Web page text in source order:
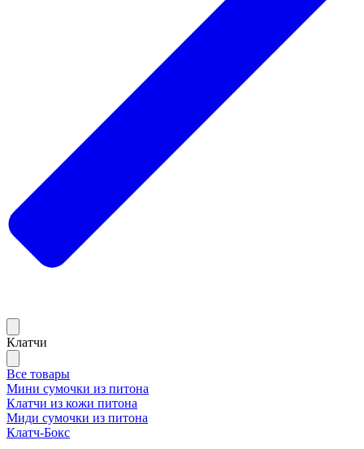
Клатчи
Все товары
Мини сумочки из питона
Клатчи из кожи питона
Миди сумочки из питона
Клатч-Бокс